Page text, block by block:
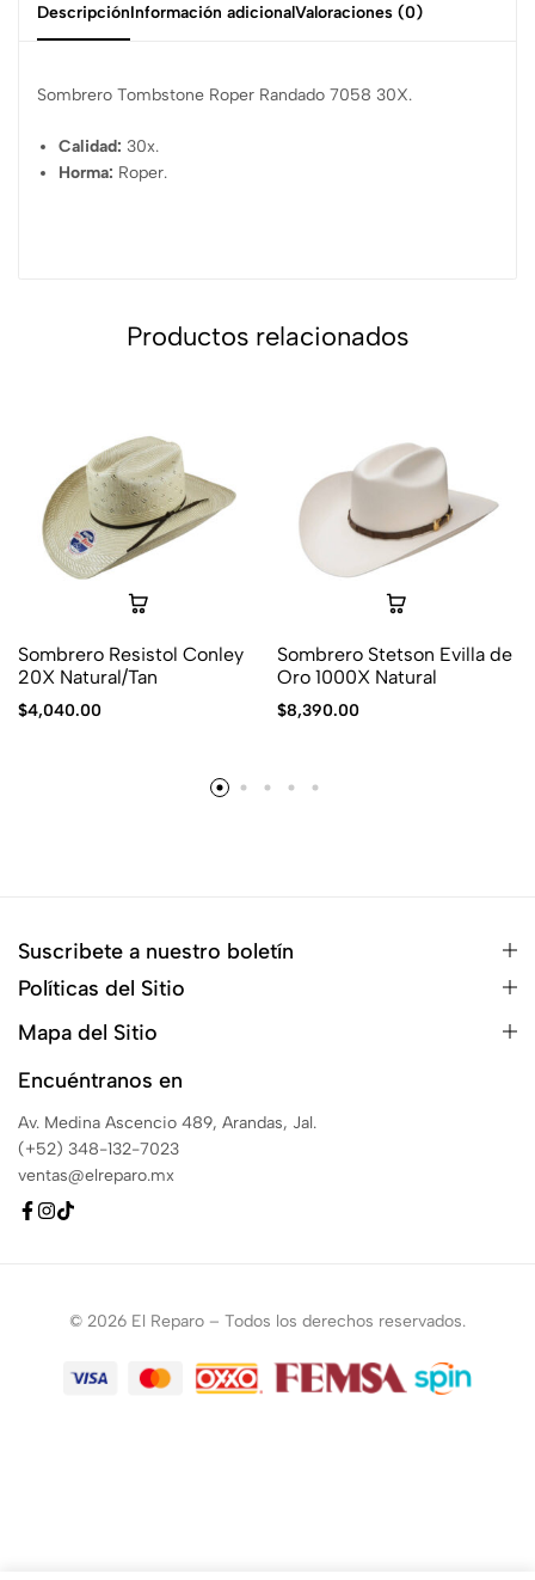
DescripciónInformación adicionalValoraciones (0)
Sombrero Tombstone Roper Randado 7058 30X.
Calidad: 30x.
Horma: Roper.
Productos relacionados
Sombrero Resistol Conley
20X Natural/Tan
$4,040.00
Sombrero Stetson Evilla de
Oro 1000X Natural
$8,390.00
Suscribete a nuestro boletín
Políticas del Sitio
Mapa del Sitio
Encuéntranos en
Av. Medina Ascencio 489, Arandas, Jal.
(+52) 348-132-7023
ventas@elreparo.mx
© 2026 El Reparo – Todos los derechos reservados.